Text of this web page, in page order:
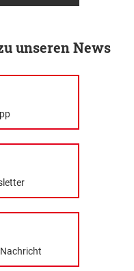
unseren News